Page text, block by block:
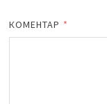
КОМЕНТАР *